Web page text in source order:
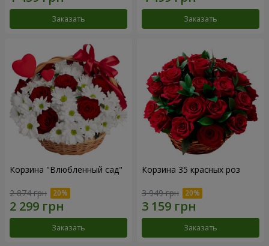
Заказать Заказать
Корзина "Влюбленный сад"
2 874 грн
Заказать
Корзина 35 красных роз
3 949 грн
Заказать